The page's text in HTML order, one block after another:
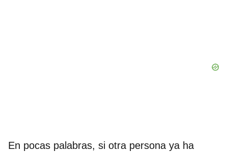
En pocas palabras, si otra persona ya ha